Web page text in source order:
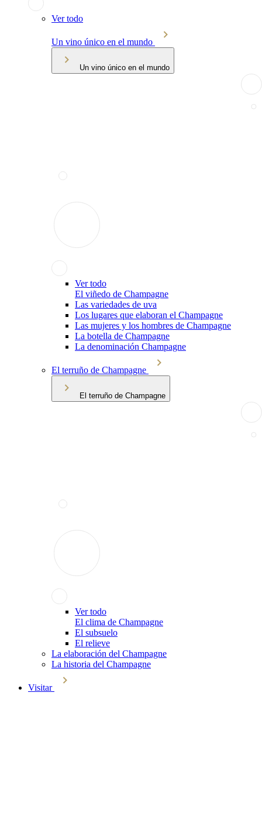
Ver todo
Un vino único en el mundo
Un vino único en el mundo
Ver todo
El viñedo de Champagne
Las variedades de uva
Los lugares que elaboran el Champagne
Las mujeres y los hombres de Champagne
La botella de Champagne
La denominación Champagne
El terruño de Champagne
El terruño de Champagne
Ver todo
El clima de Champagne
El subsuelo
El relieve
La elaboración del Champagne
La historia del Champagne
Visitar